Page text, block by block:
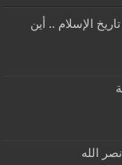
من تاريخ الإسلام .. أين
الله